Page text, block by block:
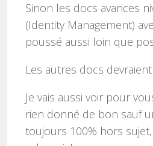
Sinon les docs avances
(Identity Management)
poussé aussi loin que
Les autres docs
Je vais aussi voir pour
rien donné de bon sauf
toujours 100% hors